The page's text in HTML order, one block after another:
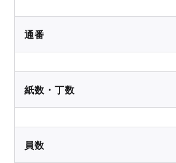
通番
紙数・丁数
員数